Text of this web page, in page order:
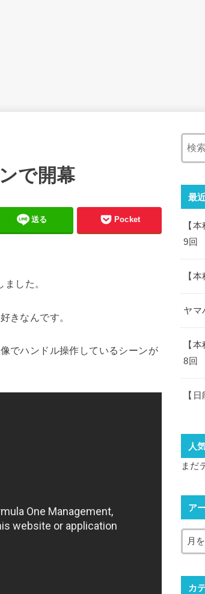
で開幕
送る Pocket
した。
きなんです。
でハンドル操作しているシーンが
最
【
9回
【
ヤマ
【
8回
【
人
まだ
ア
カ